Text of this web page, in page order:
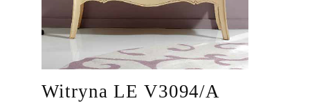
Witryna LE V3094/A